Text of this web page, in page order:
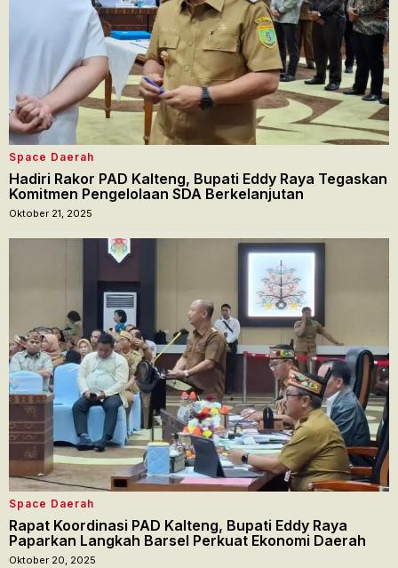
Space Daerah
Hadiri Rakor PAD Kalteng, Bupati Eddy Raya Tegaskan
Komitmen Pengelolaan SDA Berkelanjutan
Oktober 21, 2025
Space Daerah
Rapat Koordinasi PAD Kalteng, Bupati Eddy Raya
Paparkan Langkah Barsel Perkuat Ekonomi Daerah
Oktober 20, 2025